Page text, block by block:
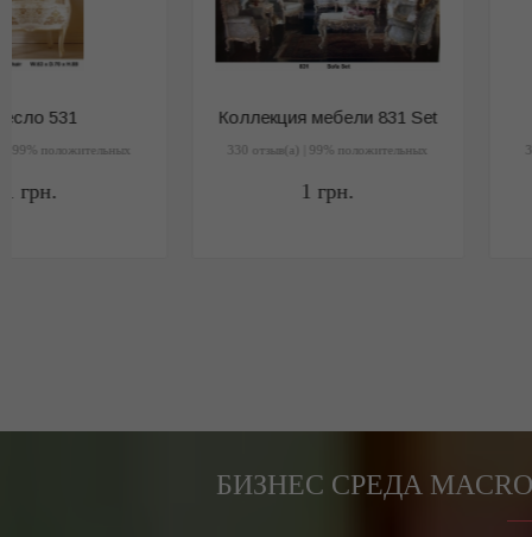
330 отзыв(a) | 99% положительных
Стол F811
330 отзыв(a) | 99%
БИЗНЕС СРЕДА